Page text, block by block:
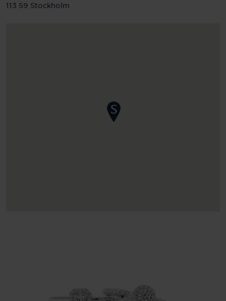
113 59 Stockholm